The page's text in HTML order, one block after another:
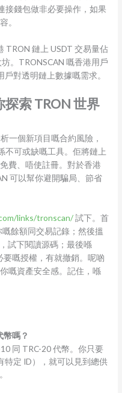
接錢包做非必要操作，如果
。
TRON 鏈上 USDT 交易量佔
。TRONSCAN 嘅香港用戶
對透明鏈上數據嘅需求。
探索 TRON 世界
一個新項目嘅合約風險，
不可或缺嘅工具。佢將鏈上
費、唔使註冊。對於香港
可以幫你避開騙局、節省
links/tronscan/試下。首
餘額同交易記錄；然後搵
試下閱讀源碼；最後喺
要嘅授權，有就撤銷。呢啲
嘅資產安全感。記住，喺
幣嗎？
同 TRC-20 代幣。你只要
特定 ID），就可以見到總供